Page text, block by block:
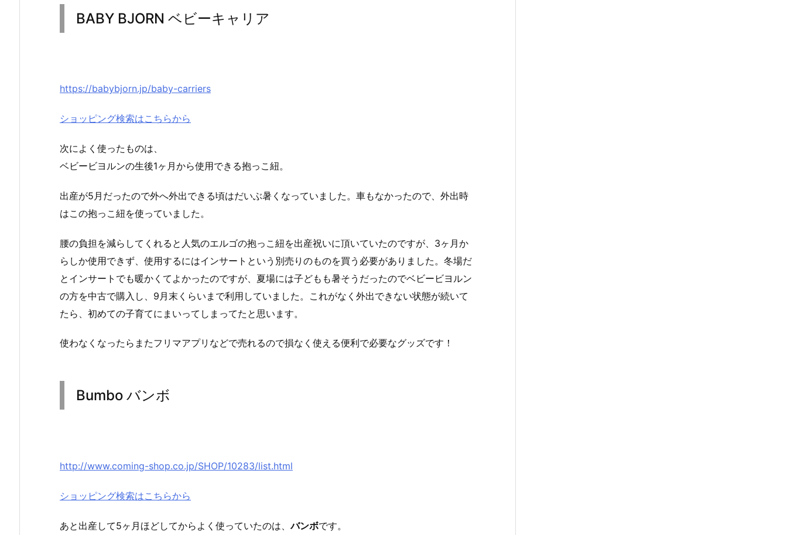
BABY BJORN ベビーキャリア
https://babybjorn.jp/baby-carriers
ショッピング検索はこちらから
次によく使ったものは、
ベビービヨルンの生後1ヶ月から使用できる抱っこ紐。
出産が5月だったので外へ外出できる頃はだいぶ暑くなっていました。車もなかったので、外出時
はこの抱っこ紐を使っていました。
腰の負担を減らしてくれると人気のエルゴの抱っこ紐を出産祝いに頂いていたのですが、3ヶ月か
らしか使用できず、使用するにはインサートという別売りのものを買う必要がありました。冬場だ
とインサートでも暖かくてよかったのですが、夏場には子どもも暑そうだったのでベビービヨルン
の方を中古で購入し、9月末くらいまで利用していました。これがなく外出できない状態が続いて
たら、初めての子育てにまいってしまってたと思います。
使わなくなったらまたフリマアプリなどで売れるので損なく使える便利で必要なグッズです！
Bumbo バンボ
http://www.coming-shop.co.jp/SHOP/10283/list.html
ショッピング検索はこちらから
あと出産して5ヶ月ほどしてからよく使っていたのは、バンボです。